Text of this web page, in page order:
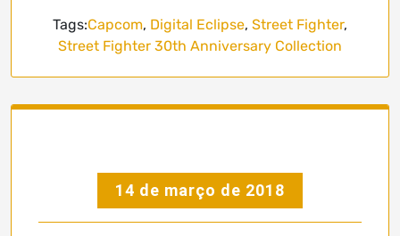
Tags:Capcom, Digital Eclipse, Street Fighter,
Street Fighter 30th Anniversary Collection
14 de março de 2018